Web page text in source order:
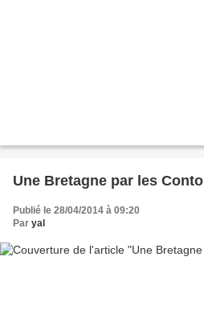
Une Bretagne par les
Publié le 28/04/2014 à 09:20
Par yal